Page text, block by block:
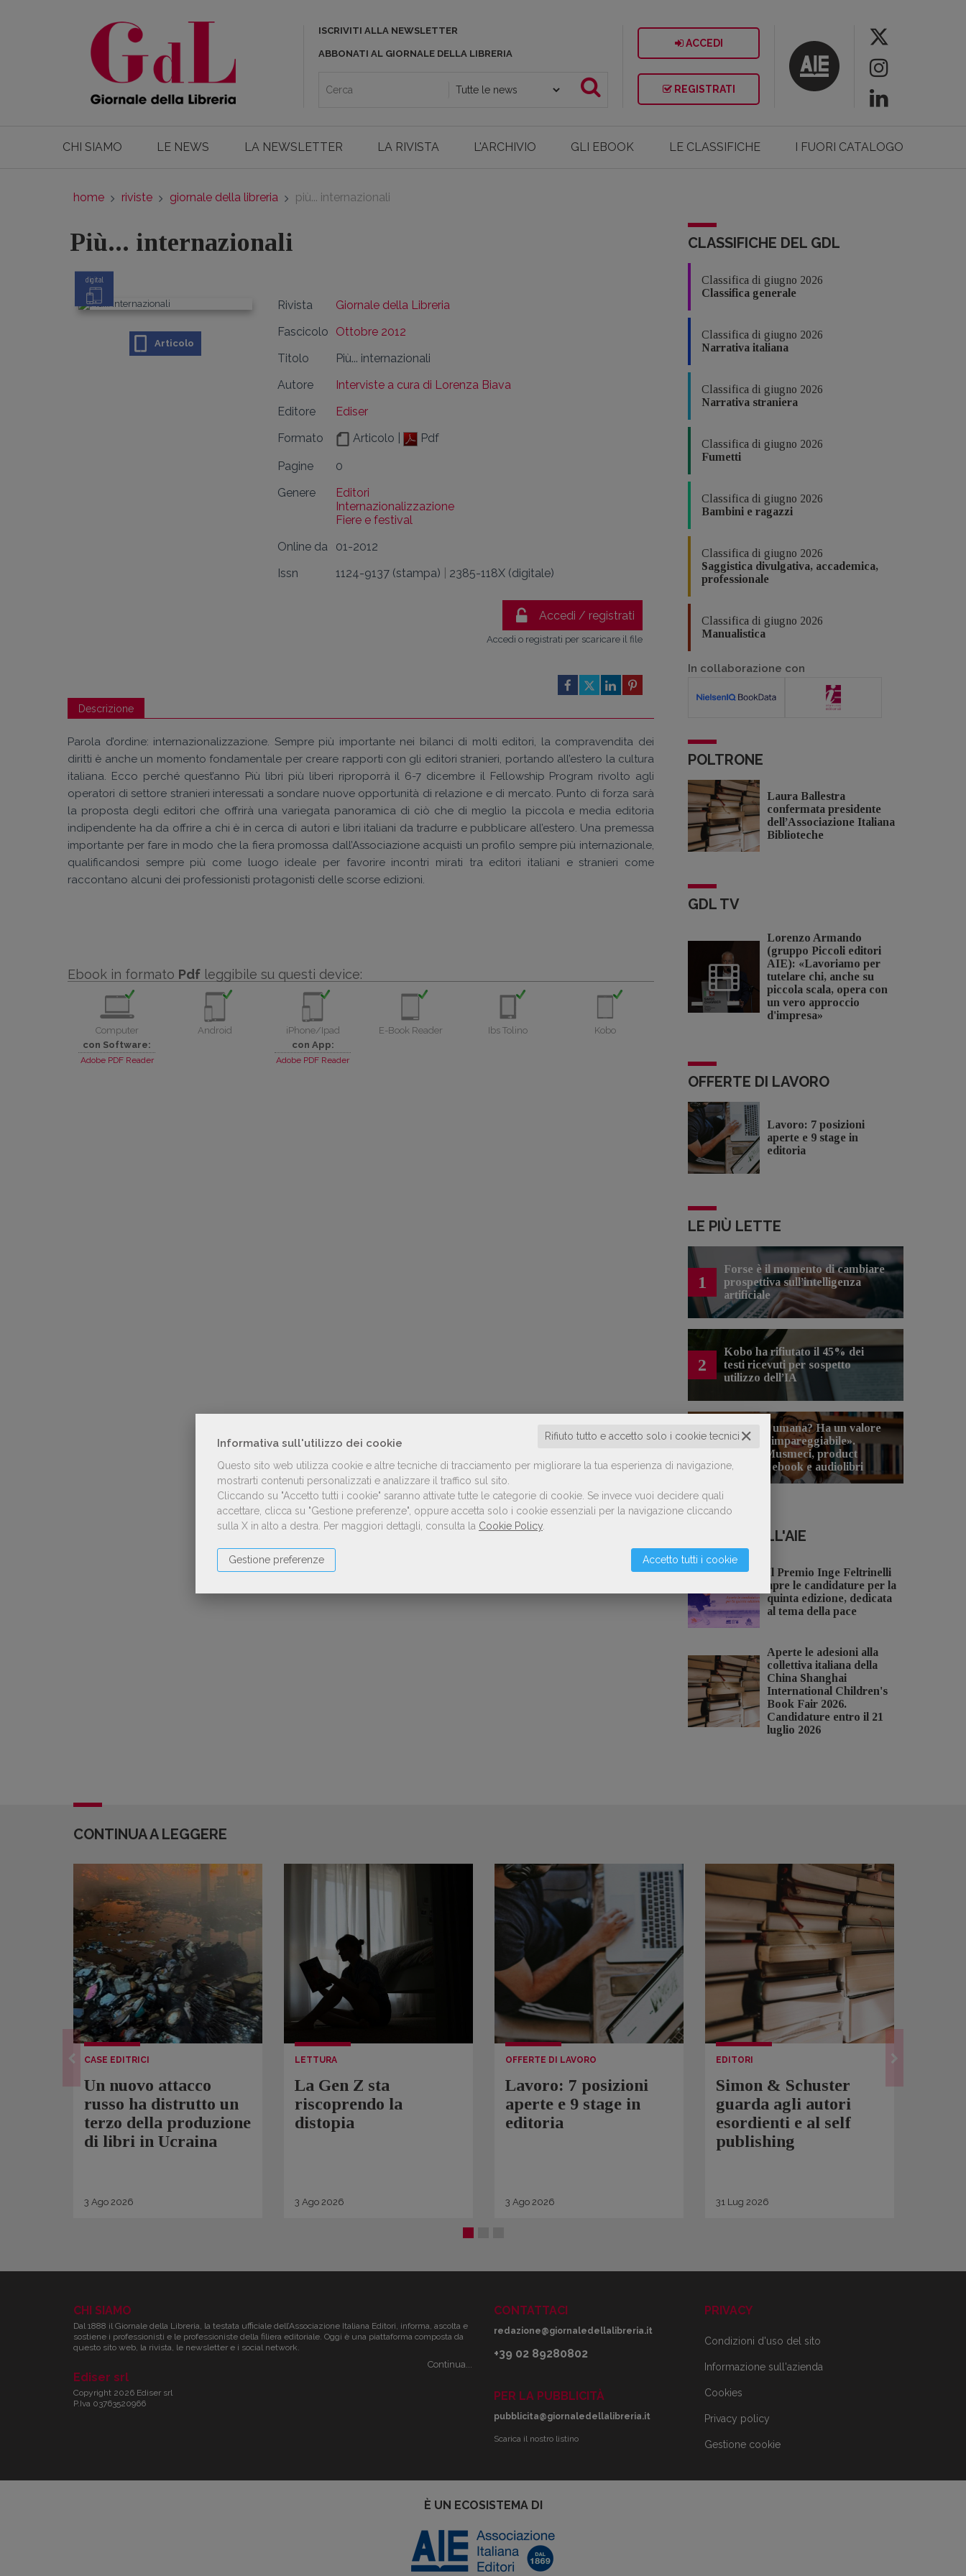
Informativa sull'utilizzo dei cookie ✕
Rifiuto tutto e accetto solo i cookie tecnici
Questo sito web utilizza cookie e altre tecniche di tracciamento per migliorare la tua esperienza di navigazione,
mostrarti contenuti personalizzati e analizzare il traffico sul sito.
Cliccando su "Accetto tutti i cookie" saranno attivate tutte le categorie di cookie. Se invece vuoi decidere quali
accettare, clicca su "Gestione preferenze", oppure accetta solo i cookie essenziali per la navigazione cliccando
sulla X in alto a destra. Per maggiori dettagli, consulta la Cookie Policy
Accetto tutti i cookie
Gestione preferenze
ISCRIVITI ALLA NEWSLETTER
ABBONATI AL GIORNALE DELLA LIBRERIA
ACCEDI
REGISTRATI
CHI SIAMO LE NEWS LA NEWSLETTER LA RIVISTA L'ARCHIVIO GLI EBOOK LE CLASSIFICHE I FUORI CATALOGO
home riviste giornale della libreria più... internazionali
Più... internazionali
digital
Articolo
Rivista
Giornale della Libreria
Fascicolo
Ottobre 2012
Titolo
Più... internazionali
Autore
Interviste a cura di Lorenza Biava
Editore
Ediser
Formato
Articolo | Pdf
Pagine
0
Genere
Editori
Internazionalizzazione
Fiere e festival
Online da
01-2012
Issn
1124-9137 (stampa) 2385-118X (digitale)
Accedi / registrati
Accedi o registrati per scaricare il file
Descrizione
Parola d’ordine: internazionalizzazione. Sempre più importante nei bilanci di molti editori, la compravendita dei
diritti è anche un momento fondamentale per creare rapporti con gli editori stranieri, portando all’estero la cultura
italiana. Ecco perché quest’anno Più libri più liberi riproporrà il 6-7 dicembre il Fellowship Program rivolto agli
operatori di settore stranieri interessati a sondare nuove opportunità di relazione e di mercato. Punto di forza sarà
la proposta degli editori che offrirà una variegata panoramica di ciò che di meglio la piccola e media editoria
indipendente ha da offrire a chi è in cerca di autori e libri italiani da tradurre e pubblicare all’estero. Una premessa
importante per fare in modo che la fiera promossa dall’Associazione acquisti un profilo sempre più internazionale,
qualificandosi sempre più come luogo ideale per favorire incontri mirati tra editori italiani e stranieri come
raccontano alcuni dei professionisti protagonisti delle scorse edizioni.
Ebook in formato Pdf leggibile su questi device:
Computer
con Software:
Adobe PDF Reader
Android
iPhone/Ipad
con App:
Adobe PDF Reader
E-Book Reader Ibs Tolino Kobo
CLASSIFICHE DEL GDL
Classifica di giugno 2026
Classifica generale
Classifica di giugno 2026
Narrativa italiana
Classifica di giugno 2026
Narrativa straniera
Classifica di giugno 2026
Fumetti
Classifica di giugno 2026
Bambini e ragazzi
Classifica di giugno 2026
Saggistica divulgativa, accademica,
professionale
Classifica di giugno 2026
Manualistica
In collaborazione con
POLTRONE
Laura Ballestra
confermata presidente
dell’Associazione Italiana
Biblioteche
GDL TV
Lorenzo Armando
(gruppo Piccoli editori
AIE): «Lavoriamo per
tutelare chi, anche su
piccola scala, opera con
un vero approccio
d'impresa»
OFFERTE DI LAVORO
Lavoro: 7 posizioni
aperte e 9 stage in
editoria
LE PIÙ LETTE
1
Forse è il momento di cambiare
prospettiva sull’intelligenza
artificiale
2
Kobo ha rifiutato il 45% dei
testi ricevuti per sospetto
utilizzo dell’IA
«La voce umana? Ha un valore
aggiunto impareggiabile».
Simona Musmeci, product
manager ebook e audiolibri
NOTIZIE DALL'AIE
Il Premio Inge Feltrinelli
apre le candidature per la
quinta edizione, dedicata
al tema della pace
Aperte le adesioni alla
collettiva italiana della
China Shanghai
International Children's
Book Fair 2026.
Candidature entro il 21
luglio 2026
CONTINUA A LEGGERE
CASE EDITRICI
Un nuovo attacco
russo ha distrutto un
terzo della produzione
di libri in Ucraina
3 Ago 2026
LETTURA
La Gen Z sta
riscoprendo la
distopia
3 Ago 2026
OFFERTE DI LAVORO
Lavoro: 7 posizioni
aperte e 9 stage in
editoria
3 Ago 2026
EDITORI
Simon & Schuster
guarda agli autori
esordienti e al self
publishing
31 Lug 2026
CHI SIAMO
Dal 1888 il Giornale della Libreria, la testata ufficiale dell’Associazione Italiana Editori, informa, ascolta e
sostiene i professionisti e le professioniste della filiera editoriale. Oggi è una piattaforma composta da
questo sito web, la rivista, le newsletter e i social network.
Continua...
Ediser srl
Copyright 2026 Ediser srl
P.Iva 03763520966
CONTATTACI
redazione@giornaledellalibreria.it
+39 02 89280802
PER LA PUBBLICITÀ
pubblicita@giornaledellalibreria.it
Scarica il nostro listino
PRIVACY
Condizioni d'uso del sito
Informazione sull'azienda
Cookies
Privacy policy
Gestione cookie
È UN ECOSISTEMA DI